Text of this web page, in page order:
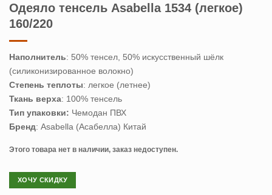
Одеяло тенсель Asabella 1534 (легкое)
160/220
Наполнитель: 50% тенсел, 50% искусственный шёлк
(cиликонизированное волокно)
Степень теплоты: легкое (летнее)
Ткань верха: 100% тенсель
Тип упаковки: Чемодан ПВХ
Бренд: Asabella (Асабелла) Китай
Этого товара нет в наличии, заказ недоступен.
ХОЧУ СКИДКУ